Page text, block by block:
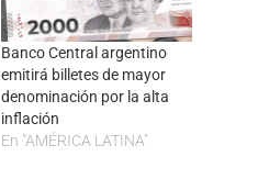
Banco Central argentino
emitirá billetes de mayor
denominación por la alta
inflación
En "AMÉRICA LATINA"